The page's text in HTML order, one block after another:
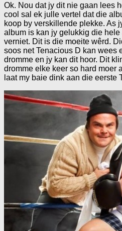
Ok. Nou dat jy dit nie gaan lees
cool sal ek julle vertel dat die
koop by verskillende plekke. As
album is kan jy gelukkig die
verniet. Dit is die moeite wêrd.
soos net Tenacious D kan wees
dromme en jy kan dit hoor. Dit
dromme elke keer so hard moer
laat my baie dink aan die eerste